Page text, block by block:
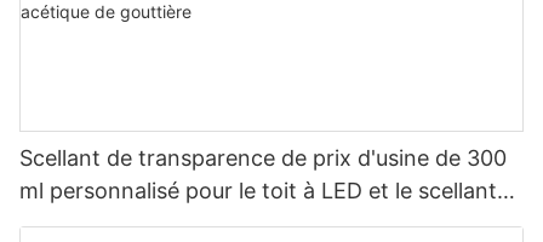
Scellant de transparence de prix d'usine de 300
ml personnalisé pour le toit à LED et le scellant
en silicone acétique de gouttière